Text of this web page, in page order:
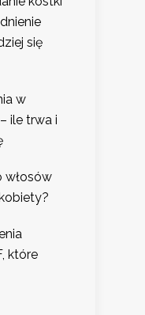
się
w
ile trwa i
włosów
które